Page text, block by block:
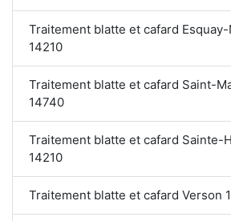
Traitement blatte et cafard
14210
Traitement blatte et cafard Saint-
14740
Traitement blatte et cafard Sainte-
14210
Traitement blatte et cafard Verson